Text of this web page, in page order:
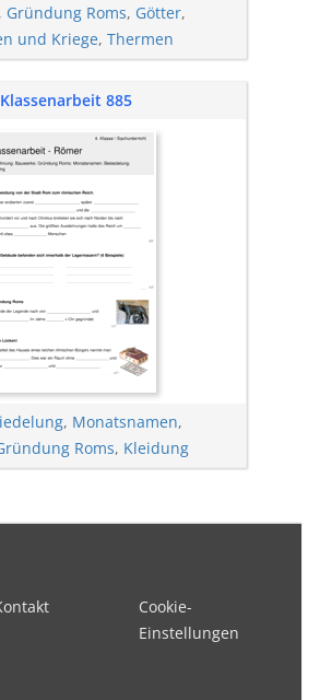
, Gründung Roms, Götter,
und Kriege, Thermen
Klassenarbeit 885
, Monatsnamen,
Roms, Kleidung
Cookie-
Einstellungen